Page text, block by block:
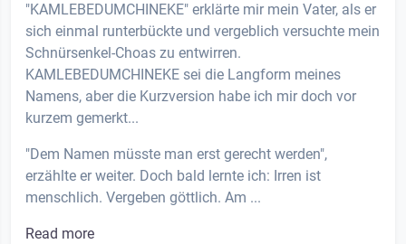
"KAMLEBEDUMCHINEKE" erklärte mir mein Vater, als er
sich einmal runterbückte und vergeblich versuchte mein
Schnürsenkel-Choas zu entwirren.
KAMLEBEDUMCHINEKE sei die Langform meines
Namens, aber die Kurzversion habe ich mir doch vor
kurzem gemerkt...
"Dem Namen müsste man erst gerecht werden",
erzählte er weiter. Doch bald lernte ich: Irren ist
menschlich. Vergeben göttlich. Am ...
Read more